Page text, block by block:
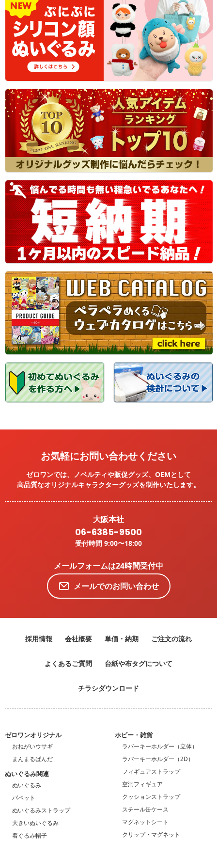
お気軽にお問い合わせください
ゼロワンでは、ノベルティや販促グッズ、OEMとして
高品質なオリジナルキャラクターグッズを制作いたします。
大阪本社
06-6385-9500
受付時間 9:00〜18:00
メールフォームは24時間受付中
メールでのお問い合わせ
採用情報 会社概要 単価・納期 ご注文の流れ
よくあるご質問 台紙や布タグについて
チラシダウンロード
ゼロワンオリジナル
おねがいウサギ
まんまるぱんだ
ぬいぐるみ関連
ぬいぐるみ
パペット
ぬいぐるみストラップ
大きいぬいぐるみ
着ぐるみ帽子
ホビー・雑貨
ラバーキーホルダー（立体）
ラバーキーホルダー（2D）
フィギュアストラップ
空洞フィギュア
クッションストラップ
スチール缶ケース
マグネットシート
クリップ・マグネット